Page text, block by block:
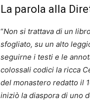
La parola alla
“Non si trattava di un
sfogliato, su un alto
seguirne i testi e le
colossali codici la ricca
del monastero redatto il
iniziò la diaspora di uno